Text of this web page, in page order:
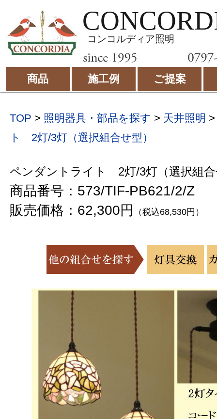
コンコルディア照明
商品 施工例 ご提案
TOP > 照明器具・部品を探す > 天井照明
ト 2灯/3灯（選択組合せ型）
ペンダントライト 2灯/3灯（選択組
商品番号：573/TIF-PB621/2/Z
販売価格：62,300円
（税込68,530円）